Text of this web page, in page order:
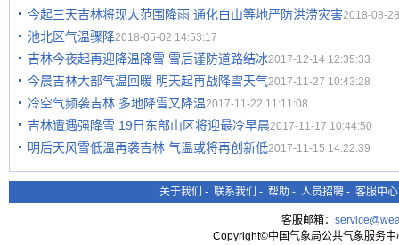
今起三天吉林将现大范围降雨 通化白山等地严防洪涝灾害2018-08-
池北区气温骤降2018-05-02 14:53:17
吉林今夜起再迎降温降雪 雪后谨防道路结冰2017-12-14 12:35:33
今晨吉林大部气温回暖 明天起再战降雪天气2017-11-27 10:43:28
冷空气频袭吉林 多地降雪又降温2017-11-22 11:11:08
吉林遭遇强降雪 19日东部山区将迎最冷早晨2017-11-17 10:44:50
明后天风雪低温再袭吉林 气温或将再创新低2017-11-15 14:22:39
关于我们 - 联系我们 - 帮助 - 人员招聘 - 客服中心
客服邮箱：
Copyright©中国气象局公共气象服务